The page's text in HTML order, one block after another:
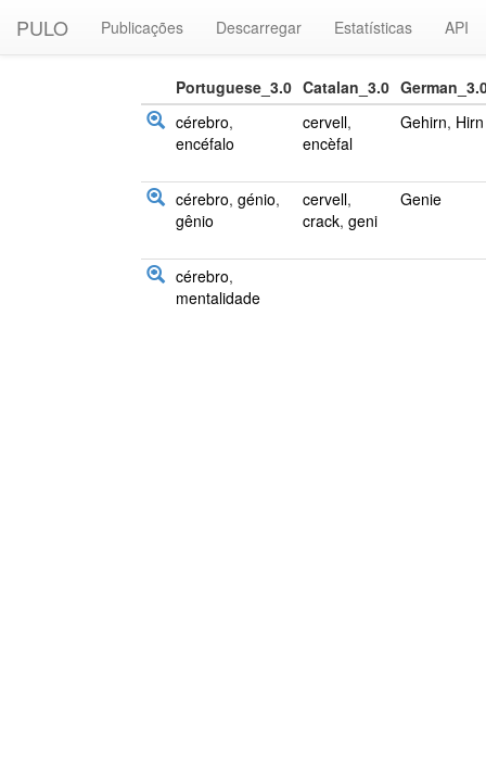
PULO Publicações Descarregar Estatísticas API
Portuguese_3.0 Catalan_3.0
cérebro,
encéfalo
cervell,
encèfal
Gehirn, Hirn
cérebro, génio,
gênio
cervell,
crack, geni
Genie
cérebro,
mentalidade